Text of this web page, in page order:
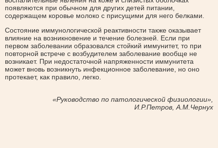
появляются при обычном для других детей питании,
содержащем коровье молоко с присущими для него белками.
Состояние иммунологической реактивности также оказывает
влияние на возникновение и течение болезней. Если при
первом заболевании образовался стойкий иммунитет, то при
повторной встрече с возбудителем заболевание вообще не
возникает. При недостаточной напряженности иммунитета
может вновь возникнуть инфекционное заболевание, но оно
протекает, как правило, легко.
«Руководство по патологической физиологии»,
И.Р.Петров, А.М.Чернух